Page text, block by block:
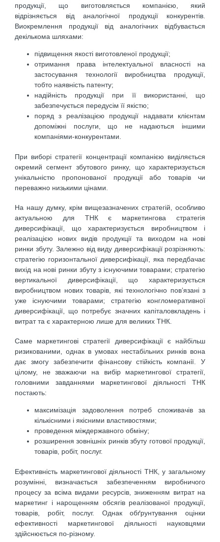
продукції, що виготовляється компанією, який
відрізняється від аналогічної продукції конкурентів.
Виокремлення продукції від аналогічних відбувається
декількома шляхами:
підвищення якості виготовленої продукції;
отримання права інтелектуальної власності на
застосування технології виробництва продукції,
тобто наявність патенту;
надійність продукції при її використанні, що
забезпечується передусім її якістю;
поряд з реалізацією продукції надавати клієнтам
допоміжні послуги, що не надаються іншими
компаніями-конкурентами.
При виборі стратегії концентрації компанією виділяється
окремий сегмент збутового ринку, що характеризується
унікальністю пропонованої продукції або товарів чи
переважно низькими цінами.
На нашу думку, крім вищезазначених стратегій, особливо
актуальною для ТНК є маркетингова стратегія
диверсифікації, що характеризується виробництвом і
реалізацією нових видів продукції та виходом на нові
ринки збуту. Залежно від виду диверсифікації розрізняють:
стратегію горизонтальної диверсифікації, яка передбачає
вихід на нові ринки збуту з існуючими товарами; стратегію
вертикальної диверсифікації, що характеризується
виробництвом нових товарів, які технологічно пов’язані з
уже існуючими товарами; стратегію конгломеративної
диверсифікації, що потребує значних капіталовкладень і
витрат та є характерною лише для великих ТНК.
Саме маркетингові стратегії диверсифікації є найбільш
ризикованими, однак в умовах нестабільних ринків вона
дає змогу забезпечити фінансову стійкість компанії. У
цілому, не зважаючи на вибір маркетингової стратегії,
головними завданнями маркетингової діяльності ТНК
постають:
максимізація задоволення потреб споживачів за
кількісними і якісними властивостями;
проведення міждержавного обміну;
розширення зовнішніх ринків збуту готової продукції,
товарів, робіт, послуг.
Ефективність маркетингової діяльності ТНК, у загальному
розумінні, визначається забезпеченням виробничого
процесу за всіма видами ресурсів, зниженням витрат на
маркетинг і нарощенням обсягів реалізованої продукції,
товарів, робіт, послуг. Однак обґрунтування оцінки
ефективності маркетингової діяльності науковцями
здійснюється по-різному.